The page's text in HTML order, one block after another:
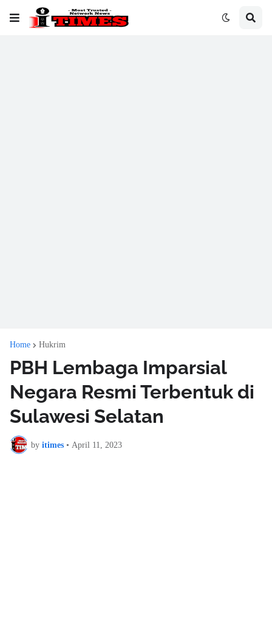
Home Hukrim
PBH Lembaga Imparsial
Negara Resmi Terbentuk di
Sulawesi Selatan
by itimes • April 11, 2023